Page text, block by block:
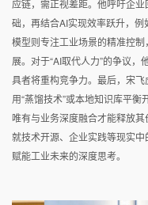
应链，需正视差距。他呼吁企
础，再结合AI实现效率跃升，
模型则专注工业场景的精准控
展。对于“AI取代人力”的争议
具者将重构竞争力。最后，宋
用“蒸馏技术”或本地知识库平衡
唯有与业务深度融合才能释放其
就技术开源、企业实践等现实
赋能工业未来的深度思考。